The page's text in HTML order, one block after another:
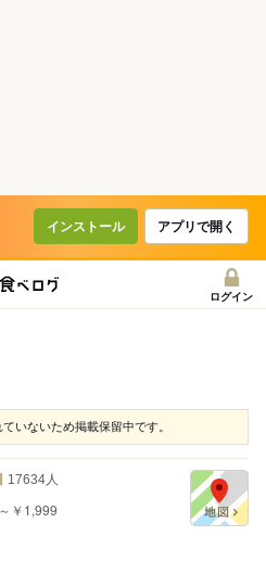
インストール アプリで開く
ログイン
いないため掲載保留中です。
17634人
￥1,999